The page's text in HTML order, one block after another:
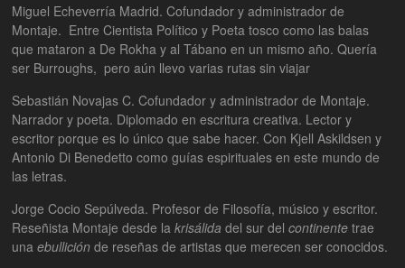
Miguel Echeverría Madrid. Cofundador y administrador de
Montaje. Entre Cientista Político y Poeta tosco como las balas
que mataron a De Rokha y al Tábano en un mismo año. Quería
ser Burroughs, pero aún llevo varias rutas sin viajar
Sebastián Novajas C. Cofundador y administrador de Montaje.
Narrador y poeta. Diplomado en escritura creativa. Lector y
escritor porque es lo único que sabe hacer. Con Kjell Askildsen y
Antonio Di Benedetto como guías espirituales en este mundo de
las letras.
Jorge Cocio Sepúlveda. Profesor de Filosofía, músico y escritor.
Reseñista Montaje desde lakrisálida del sur delcontinente trae
unaebullición de reseñas de artistas que merecen ser conocidos.